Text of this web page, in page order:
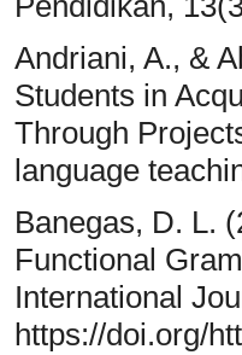
Andriani, A., &
Students in
Through
language
Banegas, D. L.
Functional
International
https://doi.org/